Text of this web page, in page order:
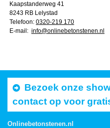
Kaapstanderweg 41
8243 RB Lelystad
Telefoon: 0320-219 170
E-mail: info@onlinebetonstenen.nl
Bezoek onze
contact op voor
Onlinebetonstenen.nl